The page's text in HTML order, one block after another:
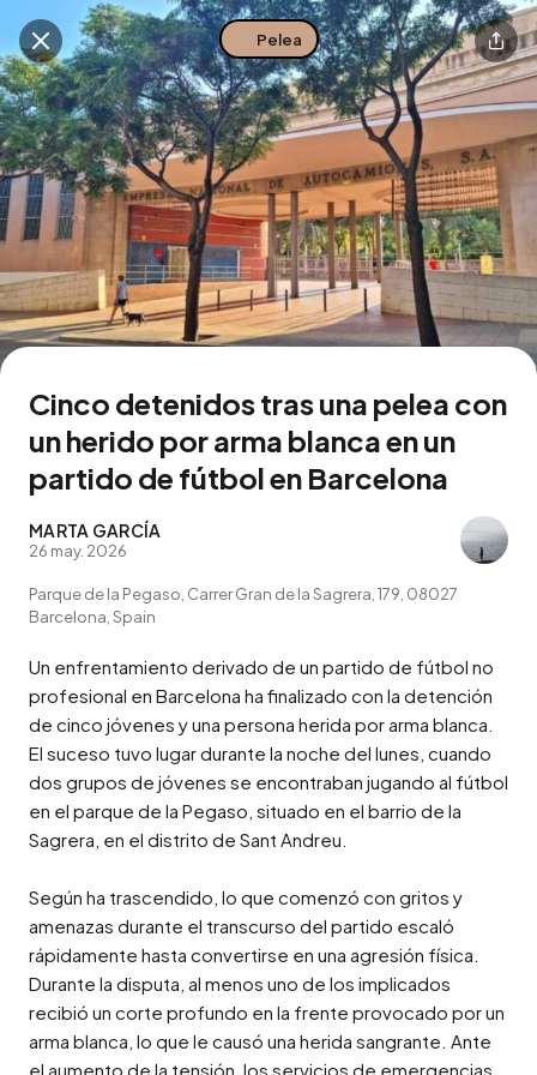
Descarga la app
Buscar en esta zona
Pelea
Cinco detenidos tras una pelea con
un herido por arma blanca en un
partido de fútbol en Barcelona
MARTA GARCÍA
26 may. 2026
Parque de la Pegaso, Carrer Gran de la Sagrera, 179, 08027
Barcelona, Spain
Un enfrentamiento derivado de un partido de fútbol no
profesional en Barcelona ha finalizado con la detención
de cinco jóvenes y una persona herida por arma blanca.
El suceso tuvo lugar durante la noche del lunes, cuando
dos grupos de jóvenes se encontraban jugando al fútbol
en el parque de la Pegaso, situado en el barrio de la
Sagrera, en el distrito de Sant Andreu.
Según ha trascendido, lo que comenzó con gritos y
amenazas durante el transcurso del partido escaló
rápidamente hasta convertirse en una agresión física.
Durante la disputa, al menos uno de los implicados
recibió un corte profundo en la frente provocado por un
arma blanca, lo que le causó una herida sangrante. Ante
el aumento de la tensión, los servicios de emergencias